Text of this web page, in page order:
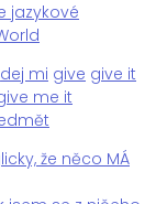
jazykové
dej mi give give it
me it
že něco MÁ